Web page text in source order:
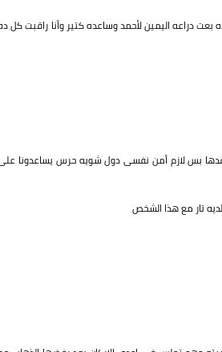
اليمين لأحمد وساعده كتير وأنا راقبت كل
بس لازم أمن نفسى دول شويه حرس يساعدونا
تار مع هذا الشخص